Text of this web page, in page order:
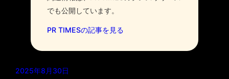
でも公開しています。
PR TIMESの記事を見る
2025年8月30日